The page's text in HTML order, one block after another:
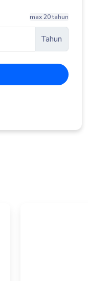
max 20 tahun
Tahun